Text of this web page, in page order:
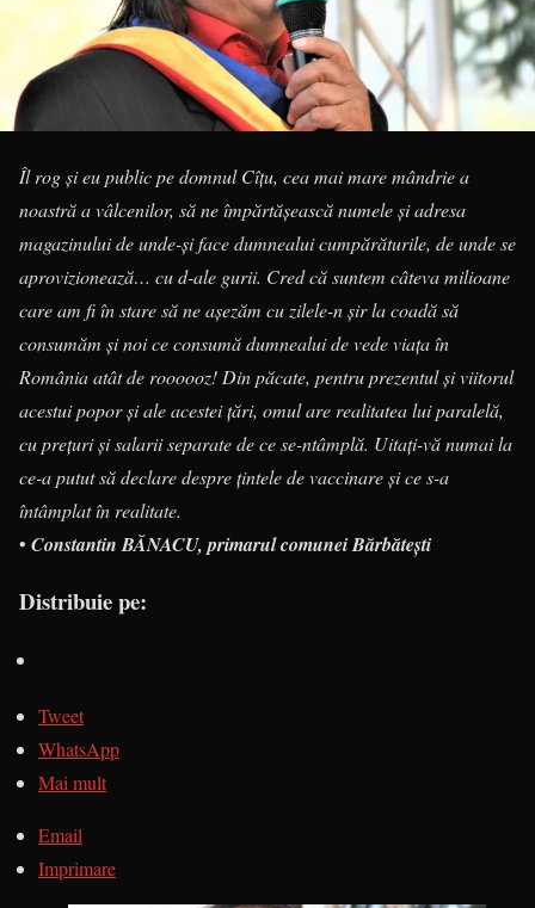
Îl rog și eu public pe domnul Cîțu, cea mai mare mândrie a
noastră a vâlcenilor, să ne împărtășească numele și adresa
magazinului de unde-și face dumnealui cumpărăturile, de unde se
aprovizionează… cu d-ale gurii. Cred că suntem câteva milioane
care am fi în stare să ne așezăm cu zilele-n șir la coadă să
consumăm și noi ce consumă dumnealui de vede viața în
România atât de roooooz! Din păcate, pentru prezentul și viitorul
acestui popor și ale acestei țări, omul are realitatea lui paralelă,
cu prețuri și salarii separate de ce se-ntâmplă. Uitați-vă numai la
ce-a putut să declare despre țintele de vaccinare și ce s-a
întâmplat în realitate.
• Constantin BĂNACU, primarul comunei Bărbătești
Distribuie pe:
Tweet
WhatsApp
Mai mult
Email
Imprimare